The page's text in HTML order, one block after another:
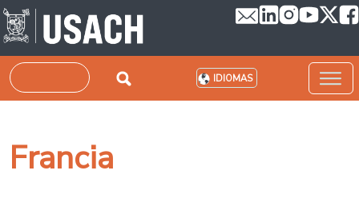
Pasar al contenido principal
Buscar IDIOMAS
Francia